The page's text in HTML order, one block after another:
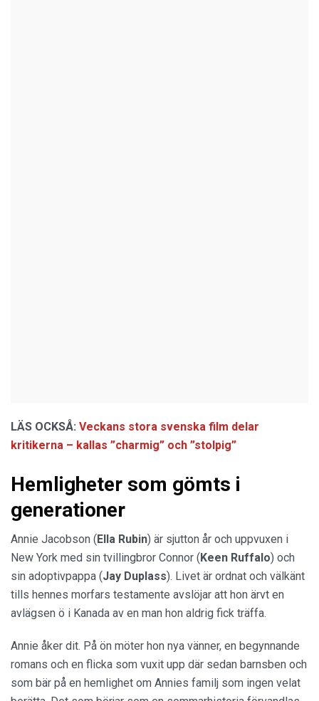
LÄS OCKSÅ: Veckans stora svenska film delar
kritikerna – kallas ”charmig” och ”stolpig”
Hemligheter som gömts i
generationer
Annie Jacobson (Ella Rubin) är sjutton år och uppvuxen i
New York med sin tvillingbror Connor (Keen Ruffalo) och
sin adoptivpappa (Jay Duplass). Livet är ordnat och välkänt
tills hennes morfars testamente avslöjar att hon ärvt en
avlägsen ö i Kanada av en man hon aldrig fick träffa.
Annie åker dit. På ön möter hon nya vänner, en begynnande
romans och en flicka som vuxit upp där sedan barnsben och
som bär på en hemlighet om Annies familj som ingen velat